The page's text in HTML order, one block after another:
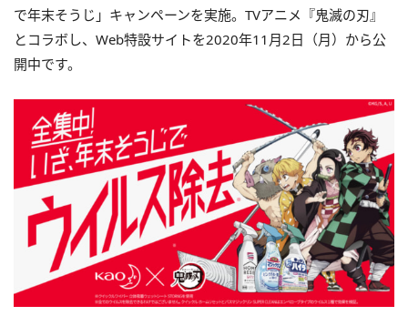
で年末そうじ」キャンペーンを実施。 TVアニメ『鬼滅の刃』
とコラボし、Web特設サイトを2020年11月2日（月）から公
開中です。